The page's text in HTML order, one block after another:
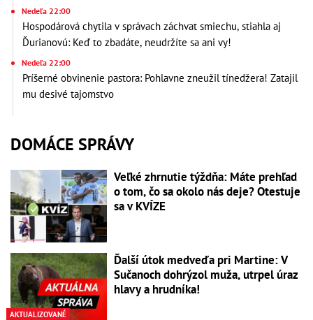
Nedeľa 22:00
Hospodárová chytila v správach záchvat smiechu, stiahla aj
Ďurianovú: Keď to zbadáte, neudržíte sa ani vy!
Nedeľa 22:00
Príšerné obvinenie pastora: Pohlavne zneužil tínedžera! Zatajil
mu desivé tajomstvo
DOMÁCE SPRÁVY
Veľké zhrnutie týždňa: Máte prehľad
o tom, čo sa okolo nás deje? Otestuje
sa v KVÍZE
AKTUALIZOVANÉ
Ďalší útok medveďa pri Martine: V
Sučanoch dohrýzol muža, utrpel úraz
hlavy a hrudníka!